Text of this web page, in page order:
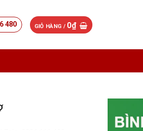
480 GIỎ HÀNG / 0₫